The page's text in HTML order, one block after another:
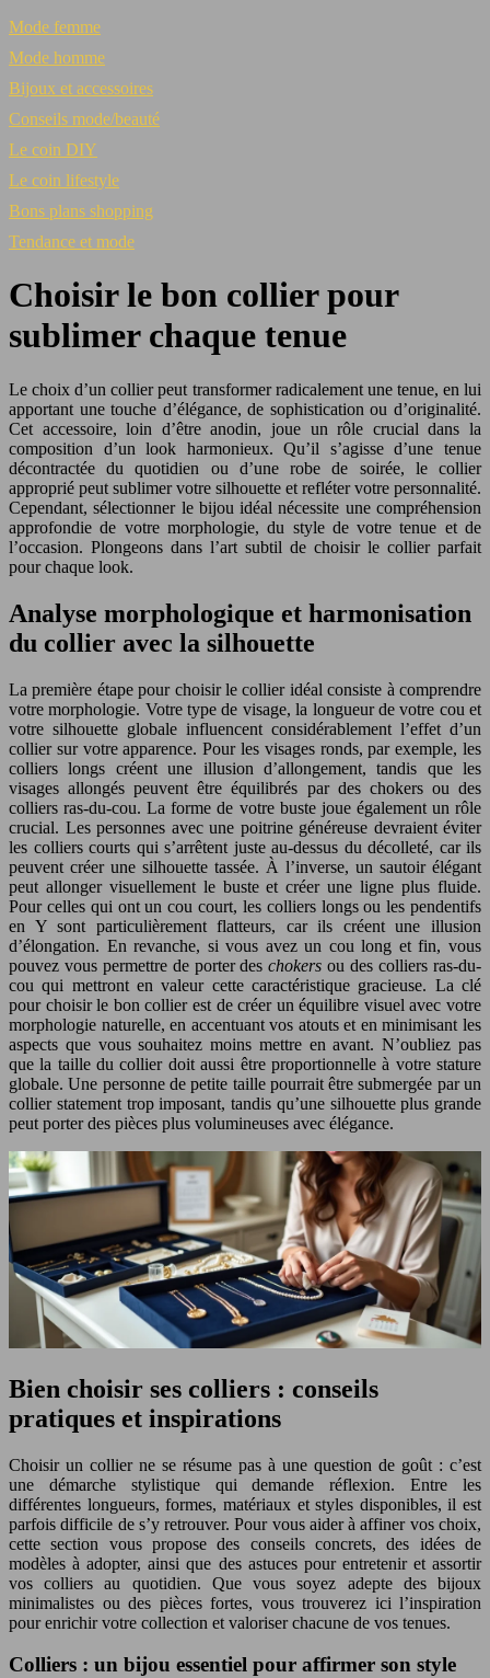
Mode femme
Mode homme
Bijoux et accessoires
Conseils mode/beauté
Le coin DIY
Le coin lifestyle
Bons plans shopping
Tendance et mode
Choisir le bon collier pour
sublimer chaque tenue
Le choix d’un collier peut transformer radicalement une tenue, en lui
apportant une touche d’élégance, de sophistication ou d’originalité.
Cet accessoire, loin d’être anodin, joue un rôle crucial dans la
composition d’un look harmonieux. Qu’il s’agisse d’une tenue
décontractée du quotidien ou d’une robe de soirée, le collier
approprié peut sublimer votre silhouette et refléter votre personnalité.
Cependant, sélectionner le bijou idéal nécessite une compréhension
approfondie de votre morphologie, du style de votre tenue et de
l’occasion. Plongeons dans l’art subtil de choisir le collier parfait
pour chaque look.
Analyse morphologique et harmonisation
du collier avec la silhouette
La première étape pour choisir le collier idéal consiste à comprendre
votre morphologie. Votre type de visage, la longueur de votre cou et
votre silhouette globale influencent considérablement l’effet d’un
collier sur votre apparence. Pour les visages ronds, par exemple, les
colliers longs créent une illusion d’allongement, tandis que les
visages allongés peuvent être équilibrés par des chokers ou des
colliers ras-du-cou. La forme de votre buste joue également un rôle
crucial. Les personnes avec une poitrine généreuse devraient éviter
les colliers courts qui s’arrêtent juste au-dessus du décolleté, car ils
peuvent créer une silhouette tassée. À l’inverse, un sautoir élégant
peut allonger visuellement le buste et créer une ligne plus fluide.
Pour celles qui ont un cou court, les colliers longs ou les pendentifs
en Y sont particulièrement flatteurs, car ils créent une illusion
d’élongation. En revanche, si vous avez un cou long et fin, vous
pouvez vous permettre de porter deschokersou des colliers ras-du-
cou qui mettront en valeur cette caractéristique gracieuse. La clé
pour choisir le bon collier est de créer un équilibre visuel avec votre
morphologie naturelle, en accentuant vos atouts et en minimisant les
aspects que vous souhaitez moins mettre en avant. N’oubliez pas
que la taille du collier doit aussi être proportionnelle à votre stature
globale. Une personne de petite taille pourrait être submergée par un
collier statement trop imposant, tandis qu’une silhouette plus grande
peut porter des pièces plus volumineuses avec élégance.
Bien choisir ses colliers : conseils
pratiques et inspirations
Choisir un collier ne se résume pas à une question de goût : c’est
une démarche stylistique qui demande réflexion. Entre les
différentes longueurs, formes, matériaux et styles disponibles, il est
parfois difficile de s’y retrouver. Pour vous aider à affiner vos choix,
cette section vous propose des conseils concrets, des idées de
modèles à adopter, ainsi que des astuces pour entretenir et assortir
vos colliers au quotidien. Que vous soyez adepte des bijoux
minimalistes ou des pièces fortes, vous trouverez ici l’inspiration
pour enrichir votre collection et valoriser chacune de vos tenues.
Colliers : un bijou essentiel pour affirmer son style